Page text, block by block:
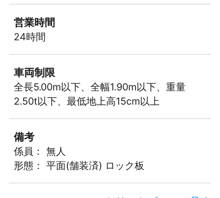
営業時間
24時間
車両制限
全長5.00m以下、全幅1.90m以下、重量
2.50t以下、最低地上高15cm以上
備考
係員： 無人
形態： 平面(舗装済) ロック板